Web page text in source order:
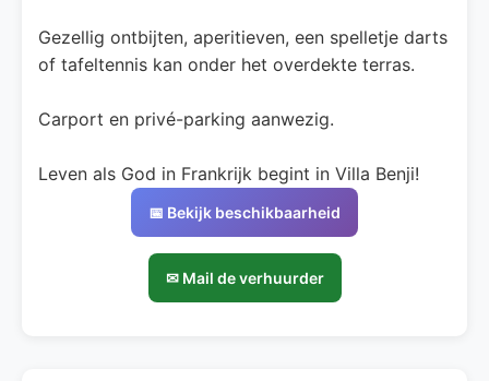
Gezellig ontbijten, aperitieven, een spelletje darts
of tafeltennis kan onder het overdekte terras.
Carport en privé-parking aanwezig.
Leven als God in Frankrijk begint in Villa Benji!
📅 Bekijk beschikbaarheid
✉ Mail de verhuurder